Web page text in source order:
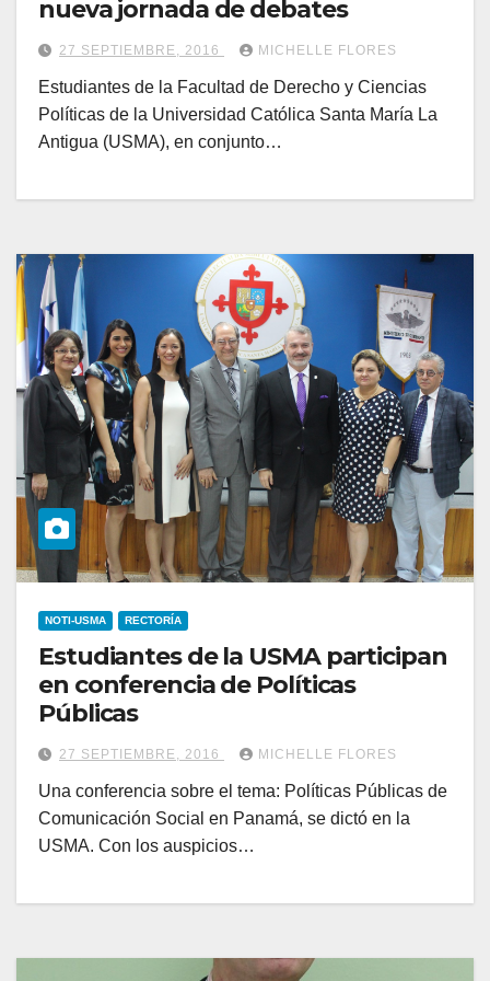
nueva jornada de debates
27 SEPTIEMBRE, 2016 MICHELLE FLORES
Estudiantes de la Facultad de Derecho y Ciencias
Políticas de la Universidad Católica Santa María La
Antigua (USMA), en conjunto…
NOTI-USMA RECTORÍA
Estudiantes de la USMA participan
en conferencia de Políticas
Públicas
27 SEPTIEMBRE, 2016 MICHELLE FLORES
Una conferencia sobre el tema: Políticas Públicas de
Comunicación Social en Panamá, se dictó en la
USMA. Con los auspicios…